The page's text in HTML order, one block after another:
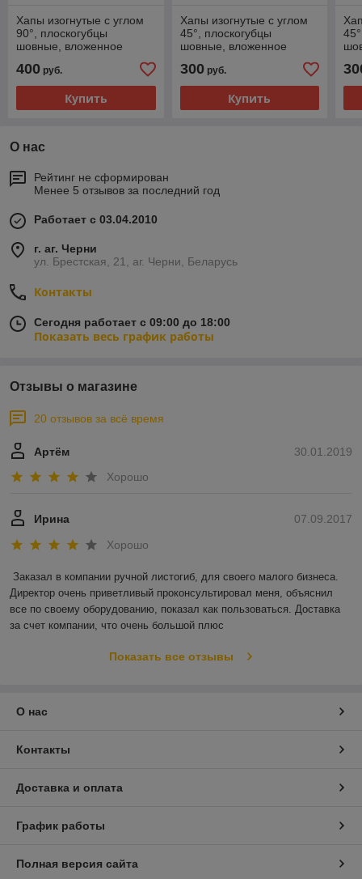
Хапы изогнутые с углом
90°, плоскогубцы
шовные, вложенное
400 руб.
Купить
Хапы изогнутые с углом
45°, плоскогубцы
шовные, вложенное
300руб.
Купить
О нас
Рейтинг не сформирован
Менее 5 отзывов за последний год
Работает с 03.04.2010
г. аг. Черни
ул. Брестская, 21, аг. Черни, Беларусь
Контакты
Сегодня работает с 09:00 до 18:00
Показать весь график работы
Отзывы о магазине
20 отзывов за всё время
30.01.2019
Артём
Хорошо
07.09.2017
Ирина
Хорошо
Заказал в компании ручной листогиб, для своего малого бизнеса.
Директор очень приветливый проконсультировал меня, объяснил
все по своему оборудованию, показал как пользоваться. Доставка
за счет компании, что очень большой плюс
Показать все отзывы
О нас
Контакты
Доставка и оплата
График работы
Полная версия сайта